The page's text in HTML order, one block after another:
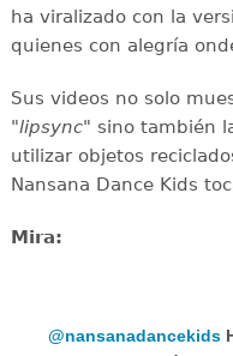
ha viralizado con la
quienes con alegría
Sus videos no solo
"lipsync" sino también
utilizar objetos
Nansana Dance Kids
Mira:
@nansanadancekids